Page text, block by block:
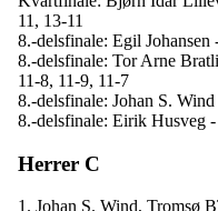
11, 13-11
8.-delsfinale: Egil
8.-delsfinale: Tor Arne
11-8, 11-9, 11-7
8.-delsfinale: Johan S.
8.-delsfinale: Eirik Husveg
Herrer C
1. Johan S. Wind, Tromsø